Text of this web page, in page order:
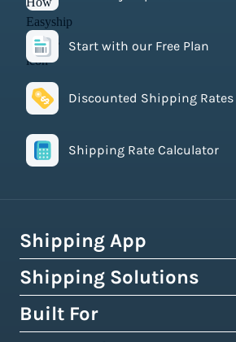
Start with our Free Plan
Discounted Shipping Rates
Shipping Rate Calculator
Shipping App
How Easyship Works
Multi-Carrier Shipping Software
Shipping Solutions
Global Fulfillment Network
Built For